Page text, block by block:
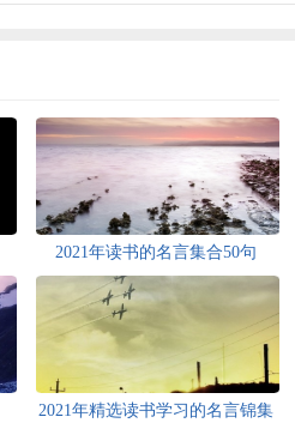
2021年读书的名言集合50句
2021年精选读书学习的名言锦集